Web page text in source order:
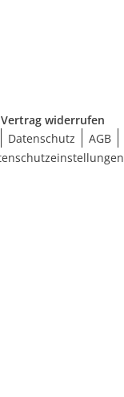
Vertrag widerrufen
Datenschutz AGB